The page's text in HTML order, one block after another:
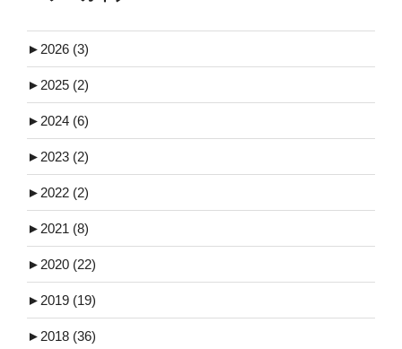
► 2026 (3)
► 2025 (2)
► 2024 (6)
► 2023 (2)
► 2022 (2)
► 2021 (8)
► 2020 (22)
► 2019 (19)
► 2018 (36)